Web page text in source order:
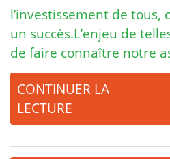
l’investissement de tous,
un succès.L’enjeu de
de faire connaître notre
CONTINUER LA
LECTURE